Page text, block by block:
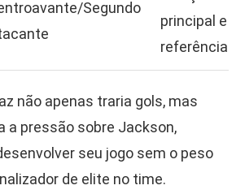
Segundo
principal e
referência.
não apenas traria gols, mas
a pressão sobre Jackson,
seu jogo sem o peso
de elite no time.